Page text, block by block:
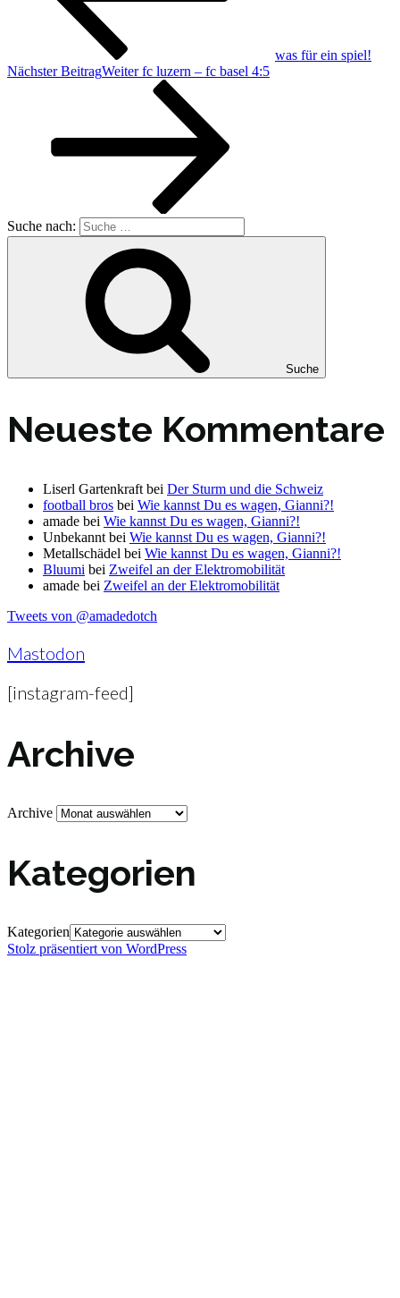
was für ein spiel!
Nächster BeitragWeiter fc luzern – fc basel 4:5
Suche nach:
Suche
Neueste Kommentare
Liserl Gartenkraft bei Der Sturm und die Schweiz
football bros bei Wie kannst Du es wagen, Gianni?!
amade bei Wie kannst Du es wagen, Gianni?!
Unbekannt bei Wie kannst Du es wagen, Gianni?!
Metallschädel bei Wie kannst Du es wagen, Gianni?!
Bluumi bei Zweifel an der Elektromobilität
amade bei Zweifel an der Elektromobilität
Tweets von @amadedotch
Mastodon
[instagram-feed]
Archive
Archive
Kategorien
Kategorien
Stolz präsentiert von WordPress